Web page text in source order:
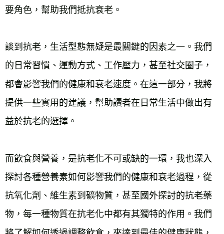
要角色，幫助我們抵抗衰老。
談到抗老，生活型態無疑是最關鍵的因素之一。我們
的日常習慣、運動方式、工作壓力，甚至社交圈子，
都會影響我們的健康和衰老速度。在這一部分，我將
提供一些實用的建議，幫助讀者在日常生活中做出有
益於抗老的選擇。
而飲食與營養，是抗老化不可或缺的一環，我也深入
探討各種營養素如何影響我們的健康和衰老過程，從
抗氧化劑、維生素到礦物質，甚至國外探討的抗老藥
物，每一種物質在抗老化中都有其獨特的作用。我們